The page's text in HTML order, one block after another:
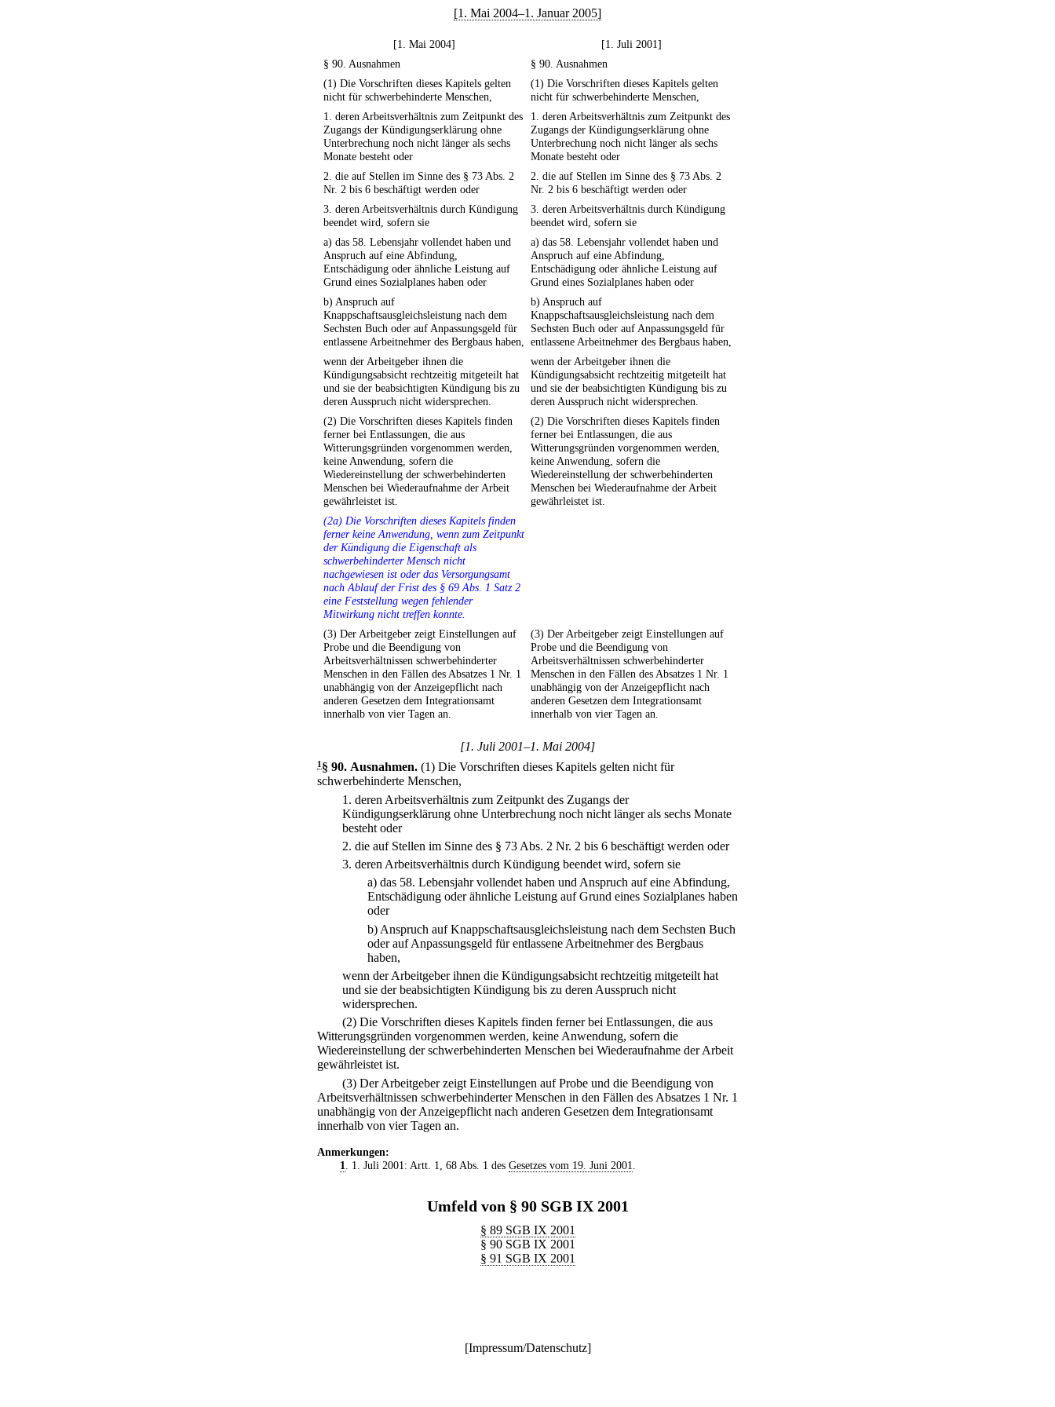
[1. Mai 2004–1. Januar 2005]
[1. Mai 2004]
[1. Juli 2001]
§ 90. Ausnahmen
§ 90. Ausnahmen
(1) Die Vorschriften dieses Kapitels gelten
nicht für schwerbehinderte Menschen,
(1) Die Vorschriften dieses Kapitels gelten
nicht für schwerbehinderte Menschen,
1. deren Arbeitsverhältnis zum Zeitpunkt des
Zugangs der Kündigungserklärung ohne
Unterbrechung noch nicht länger als sechs
Monate besteht oder
1. deren Arbeitsverhältnis zum Zeitpunkt des
Zugangs der Kündigungserklärung ohne
Unterbrechung noch nicht länger als sechs
Monate besteht oder
2. die auf Stellen im Sinne des § 73 Abs. 2
Nr. 2 bis 6 beschäftigt werden oder
2. die auf Stellen im Sinne des § 73 Abs. 2
Nr. 2 bis 6 beschäftigt werden oder
3. deren Arbeitsverhältnis durch Kündigung
beendet wird, sofern sie
3. deren Arbeitsverhältnis durch Kündigung
beendet wird, sofern sie
a) das 58. Lebensjahr vollendet haben und
Anspruch auf eine Abfindung,
Entschädigung oder ähnliche Leistung auf
Grund eines Sozialplanes haben oder
a) das 58. Lebensjahr vollendet haben und
Anspruch auf eine Abfindung,
Entschädigung oder ähnliche Leistung auf
Grund eines Sozialplanes haben oder
b) Anspruch auf
Knappschaftsausgleichsleistung nach dem
Sechsten Buch oder auf Anpassungsgeld für
entlassene Arbeitnehmer des Bergbaus haben,
b) Anspruch auf
Knappschaftsausgleichsleistung nach dem
Sechsten Buch oder auf Anpassungsgeld für
entlassene Arbeitnehmer des Bergbaus haben,
wenn der Arbeitgeber ihnen die
Kündigungsabsicht rechtzeitig mitgeteilt hat
und sie der beabsichtigten Kündigung bis zu
deren Ausspruch nicht widersprechen.
wenn der Arbeitgeber ihnen die
Kündigungsabsicht rechtzeitig mitgeteilt hat
und sie der beabsichtigten Kündigung bis zu
deren Ausspruch nicht widersprechen.
(2) Die Vorschriften dieses Kapitels finden
ferner bei Entlassungen, die aus
Witterungsgründen vorgenommen werden,
keine Anwendung, sofern die
Wiedereinstellung der schwerbehinderten
Menschen bei Wiederaufnahme der Arbeit
gewährleistet ist.
(2) Die Vorschriften dieses Kapitels finden
ferner bei Entlassungen, die aus
Witterungsgründen vorgenommen werden,
keine Anwendung, sofern die
Wiedereinstellung der schwerbehinderten
Menschen bei Wiederaufnahme der Arbeit
gewährleistet ist.
(2a) Die Vorschriften dieses Kapitels finden
ferner keine Anwendung, wenn zum Zeitpunkt
der Kündigung die Eigenschaft als
schwerbehinderter Mensch nicht
nachgewiesen ist oder das Versorgungsamt
nach Ablauf der Frist des § 69 Abs. 1 Satz 2
eine Feststellung wegen fehlender
Mitwirkung nicht treffen konnte.
(3) Der Arbeitgeber zeigt Einstellungen auf
Probe und die Beendigung von
Arbeitsverhältnissen schwerbehinderter
Menschen in den Fällen des Absatzes 1 Nr. 1
unabhängig von der Anzeigepflicht nach
anderen Gesetzen dem Integrationsamt
innerhalb von vier Tagen an.
(3) Der Arbeitgeber zeigt Einstellungen auf
Probe und die Beendigung von
Arbeitsverhältnissen schwerbehinderter
Menschen in den Fällen des Absatzes 1 Nr. 1
unabhängig von der Anzeigepflicht nach
anderen Gesetzen dem Integrationsamt
innerhalb von vier Tagen an.
[1. Juli 2001–1. Mai 2004]
1§ 90. Ausnahmen. (1) Die Vorschriften dieses Kapitels gelten nicht für
schwerbehinderte Menschen,
1. deren Arbeitsverhältnis zum Zeitpunkt des Zugangs der
Kündigungserklärung ohne Unterbrechung noch nicht länger als sechs Monate
besteht oder
2. die auf Stellen im Sinne des § 73 Abs. 2 Nr. 2 bis 6 beschäftigt werden oder
3. deren Arbeitsverhältnis durch Kündigung beendet wird, sofern sie
a) das 58. Lebensjahr vollendet haben und Anspruch auf eine Abfindung,
Entschädigung oder ähnliche Leistung auf Grund eines Sozialplanes haben
oder
b) Anspruch auf Knappschaftsausgleichsleistung nach dem Sechsten Buch
oder auf Anpassungsgeld für entlassene Arbeitnehmer des Bergbaus
haben,
wenn der Arbeitgeber ihnen die Kündigungsabsicht rechtzeitig mitgeteilt hat
und sie der beabsichtigten Kündigung bis zu deren Ausspruch nicht
widersprechen.
(2) Die Vorschriften dieses Kapitels finden ferner bei Entlassungen, die aus
Witterungsgründen vorgenommen werden, keine Anwendung, sofern die
Wiedereinstellung der schwerbehinderten Menschen bei Wiederaufnahme der Arbeit
gewährleistet ist.
(3) Der Arbeitgeber zeigt Einstellungen auf Probe und die Beendigung von
Arbeitsverhältnissen schwerbehinderter Menschen in den Fällen des Absatzes 1 Nr. 1
unabhängig von der Anzeigepflicht nach anderen Gesetzen dem Integrationsamt
innerhalb von vier Tagen an.
Anmerkungen:
1
. 1. Juli 2001: Artt. 1, 68 Abs. 1 des Gesetzes vom 19. Juni 2001
Umfeld von § 90 SGB IX 2001
§ 89 SGB IX 2001
§ 90 SGB IX 2001
§ 91 SGB IX 2001
[Impressum/Datenschutz]